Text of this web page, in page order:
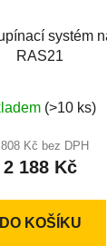
systém
RAS21
hodnocení
produktu
je
z
(>10 ks)
Kč bez DPH
2 188 Kč
DO KOŠÍKU